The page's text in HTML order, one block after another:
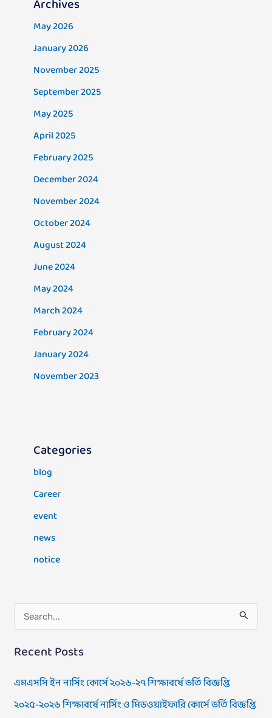
Archives
May 2026
January 2026
November 2025
September 2025
May 2025
April 2025
February 2025
December 2024
November 2024
October 2024
August 2024
June 2024
May 2024
March 2024
February 2024
January 2024
November 2023
Categories
blog
Career
event
news
notice
a
r
Recent Posts
এমএসসি ইন নার্সিং কোর্সে ২০২৬-২৭ শিক্ষাবর্ষে ভর্তি বিজ্ঞপ্তি
২০২৫-২০২৬ শিক্ষাবর্ষে নার্সিং ও মিডওয়াইফারি কোর্সে ভর্তি বিজ্ঞপ্তি